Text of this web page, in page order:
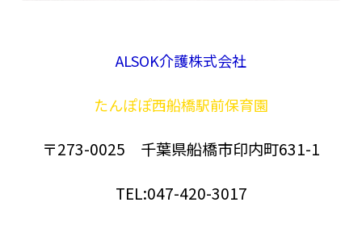
ALSOK介護株式会社
たんぽぽ西船橋駅前保育園
〒273-0025 千葉県船橋市印内町631-1
TEL:047-420-3017